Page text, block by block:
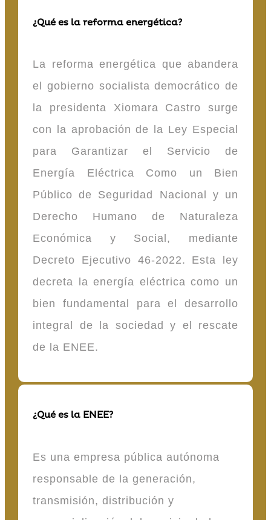
¿Qué es la reforma energética?
La reforma energética que abandera
el gobierno socialista democrático de
la presidenta Xiomara Castro surge
con la aprobación de la Ley Especial
para Garantizar el Servicio de
Energía Eléctrica Como un Bien
Público de Seguridad Nacional y un
Derecho Humano de Naturaleza
Económica y Social, mediante
Decreto Ejecutivo 46-2022. Esta ley
decreta la energía eléctrica como un
bien fundamental para el desarrollo
integral de la sociedad y el rescate
de la ENEE.
¿Qué es la ENEE?
Es una empresa pública autónoma
responsable de la generación,
transmisión, distribución y